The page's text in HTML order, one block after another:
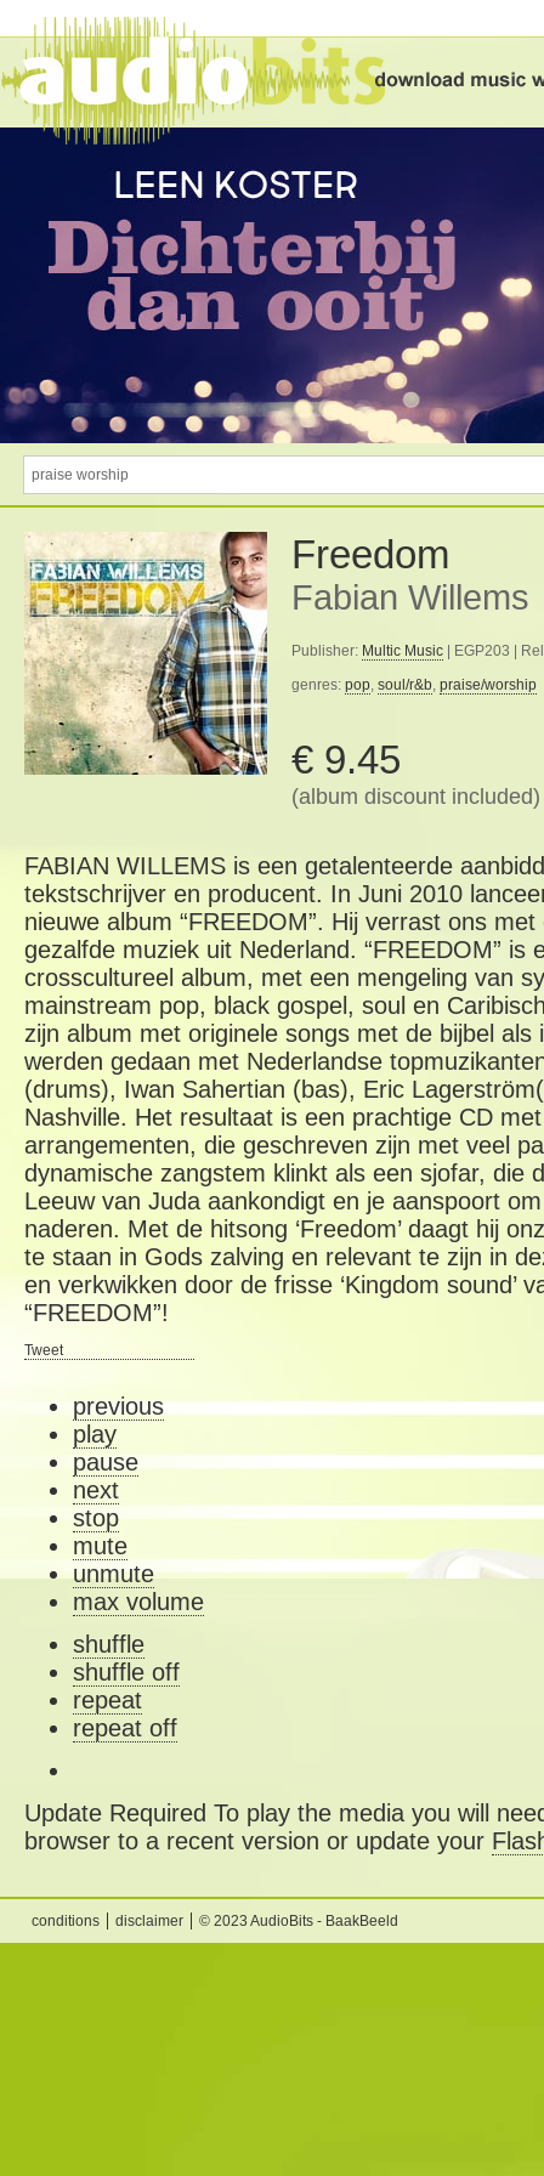
Freedom
Fabian Willems
Publisher: Multic Music | EGP203 |
genres: pop, soul/r&b, praise/worship
€ 9.45
(album discount included)
FABIAN WILLEMS is een getalenteerde
tekstschrijver en producent. In Juni 2010
nieuwe album “FREEDOM”. Hij verrast ons
gezalfde muziek uit Nederland. “FREEDOM” is
crosscultureel album, met een mengeling van
mainstream pop, black gospel, soul en
zijn album met originele songs met de bijbel
werden gedaan met Nederlandse
(drums), Iwan Sahertian (bas), Eric
Nashville. Het resultaat is een prachtige CD
arrangementen, die geschreven zijn met veel
dynamische zangstem klinkt als een sjofar, die
Leeuw van Juda aankondigt en je aanspoort
naderen. Met de hitsong ‘Freedom’ daagt hij
te staan in Gods zalving en relevant te zijn in
en verkwikken door de frisse ‘Kingdom sound’
“FREEDOM”!
Tweet
previous
play
pause
next
stop
mute
unmute
max volume
shuffle
shuffle off
repeat
repeat off
Update Required To play the media you will
browser to a recent version or update your
conditions disclaimer © 2023 AudioBits - BaakBeeld